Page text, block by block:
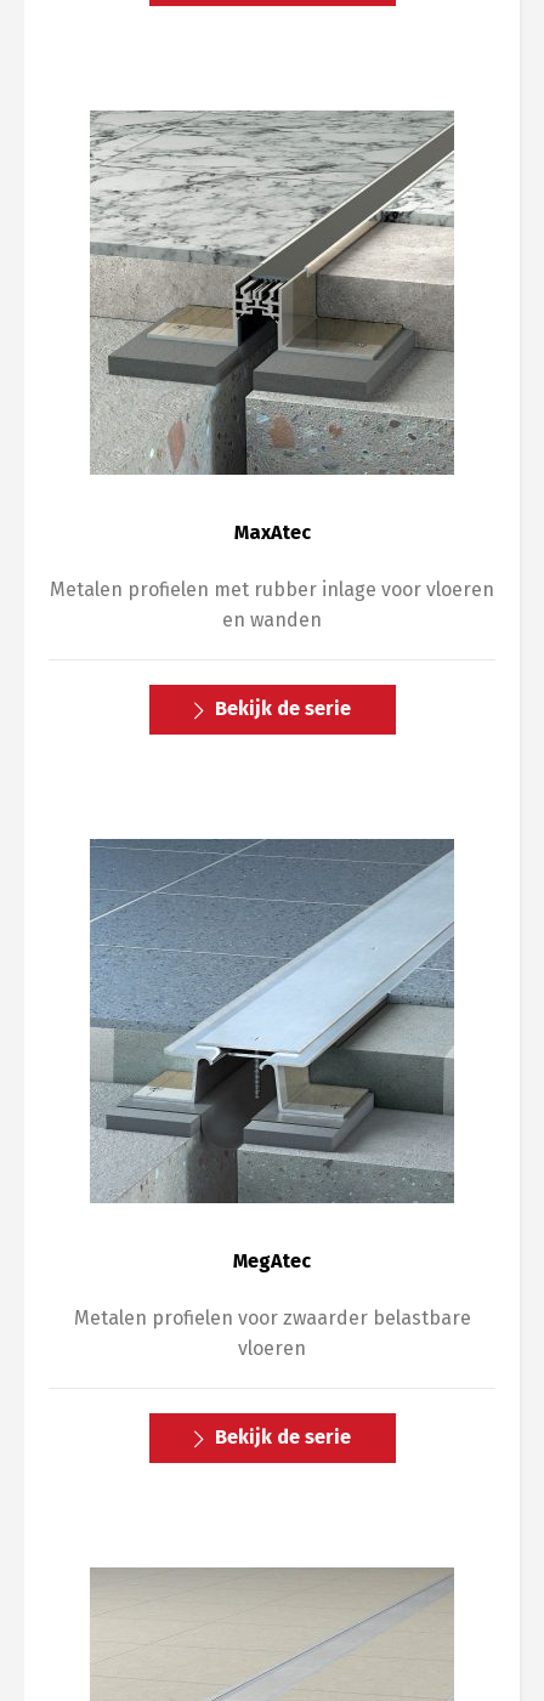
MaxAtec
Metalen profielen met rubber inlage voor vloeren
en wanden
Bekijk de serie
MegAtec
Metalen profielen voor zwaarder belastbare
vloeren
Bekijk de serie